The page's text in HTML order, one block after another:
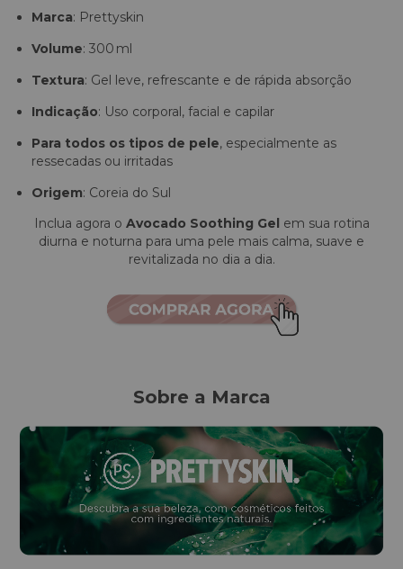
Marca: Prettyskin
Volume: 300 ml
Textura: Gel leve, refrescante e de rápida absorção
Indicação: Uso corporal, facial e capilar
Para todos os tipos de pele, especialmente as
ressecadas ou irritadas
Origem: Coreia do Sul
Inclua agora o Avocado Soothing Gel em sua rotina
diurna e noturna para uma pele mais calma, suave e
revitalizada no dia a dia.
Sobre a Marca